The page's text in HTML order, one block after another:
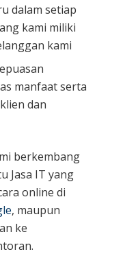
dalam setiap
kami miliki
kami
manfaat serta
dan
berkembang
Jasa IT yang
online di
, maupun
ke